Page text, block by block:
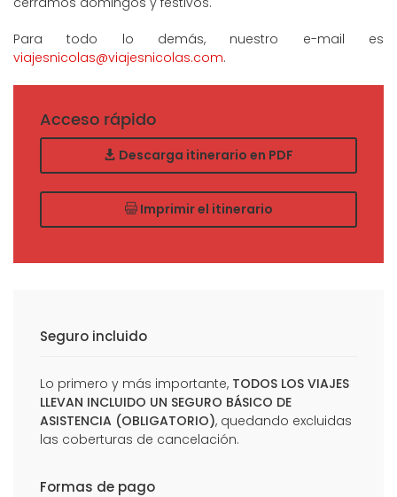
Para todo lo demás, nuestro e-mail es
viajesnicolas@viajesnicolas.com.
Acceso rápido
Descarga itinerario en PDF
Imprimir el itinerario
Seguro incluido
Lo primero y más importante, TODOS LOS VIAJES
LLEVAN INCLUIDO UN SEGURO BÁSICO DE
ASISTENCIA (OBLIGATORIO), quedando excluidas
las coberturas de cancelación.
Formas de pago